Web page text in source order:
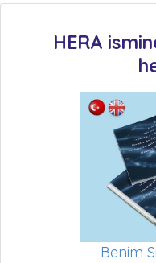
HERA
Benim